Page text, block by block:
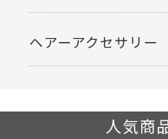
ヘアーアクセサリー
人気商